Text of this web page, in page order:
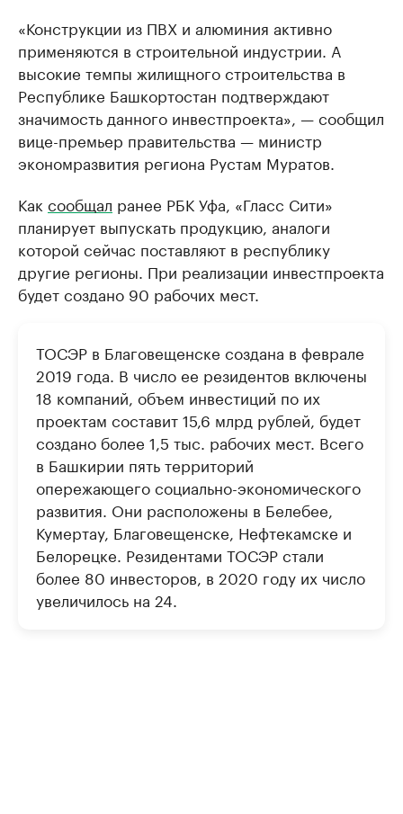
«Конструкции из ПВХ и алюминия активно
применяются в строительной индустрии. А
высокие темпы жилищного строительства в
Республике Башкортостан подтверждают
значимость данного инвестпроекта», — сообщил
вице-премьер правительства — министр
экономразвития региона Рустам Муратов.
Как сообщал ранее РБК Уфа, «Гласс Сити»
планирует выпускать продукцию, аналоги
которой сейчас поставляют в республику
другие регионы. При реализации инвестпроекта
будет создано 90 рабочих мест.
ТОСЭР в Благовещенске создана в феврале
2019 года. В число ее резидентов включены
18 компаний, объем инвестиций по их
проектам составит 15,6 млрд рублей, будет
создано более 1,5 тыс. рабочих мест. Всего
в Башкирии пять территорий
опережающего социально-экономического
развития. Они расположены в Белебее,
Кумертау, Благовещенске, Нефтекамске и
Белорецке. Резидентами ТОСЭР стали
более 80 инвесторов, в 2020 году их число
увеличилось на 24.